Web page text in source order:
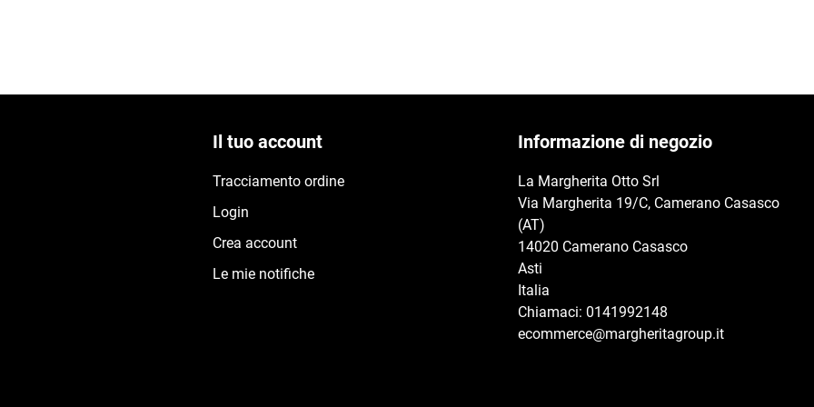
Il tuo account
Tracciamento ordine
Login
Crea account
Le mie notifiche
Informazione di negozio
La Margherita Otto Srl
Via Margherita 19/C, Camerano Casasco
(AT)
14020 Camerano Casasco
Asti
Italia
Chiamaci: 0141992148
ecommerce@margheritagroup.it